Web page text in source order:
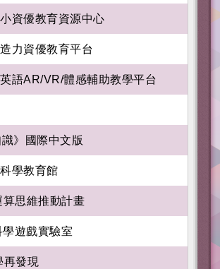
資優教育資源中心
力資優教育平台
語AR/VR/體感輔助教學平台
識》國際中文版
學教育館
算思維推動計畫
遊戲實驗室
再發現